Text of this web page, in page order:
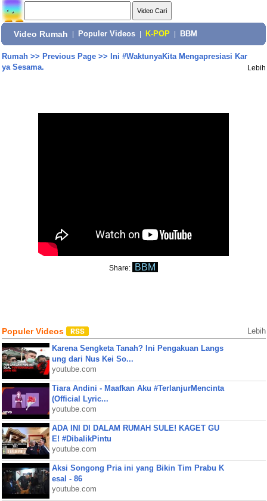
Video Rumah Populer Videos K-POP BBM
Rumah>> Previous Page>> Ini #WaktunyaKita Mengapresiasi Kar
ya Sesama.
Lebih
Share: BBM
Populer Videos Lebih
Karena Sengketa Tanah? Ini Pengakuan Langs
ung dari Nus Kei So...
youtube.com
Tiara Andini - Maafkan Aku #TerlanjurMencinta
(Official Lyric...
youtube.com
ADA INI DI DALAM RUMAH SULE! KAGET GU
E! #DibalikPintu
youtube.com
Aksi Songong Pria ini yang Bikin Tim Prabu K
esal - 86
youtube.com